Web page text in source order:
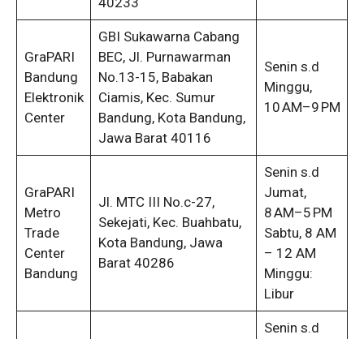
GraPARI
Bandung
Elektronik
Center
GBI Sukawarna Cabang
BEC, Jl. Purnawarman
No.13-15, Babakan
Ciamis, Kec. Sumur
Bandung, Kota Bandung,
Jawa Barat 40116
Senin s.d
Minggu,
10 AM–9 PM
GraPARI
Metro
Trade
Center
Bandung
Jl. MTC III No.c-27,
Sekejati, Kec. Buahbatu,
Kota Bandung, Jawa
Barat 40286
Senin s.d
Jumat,
8 AM–5 PM
Sabtu, 8 AM
– 12 AM
Minggu:
Libur
Senin s.d